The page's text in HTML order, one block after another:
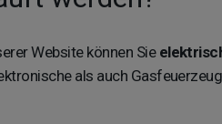
Website können Sie
als auch